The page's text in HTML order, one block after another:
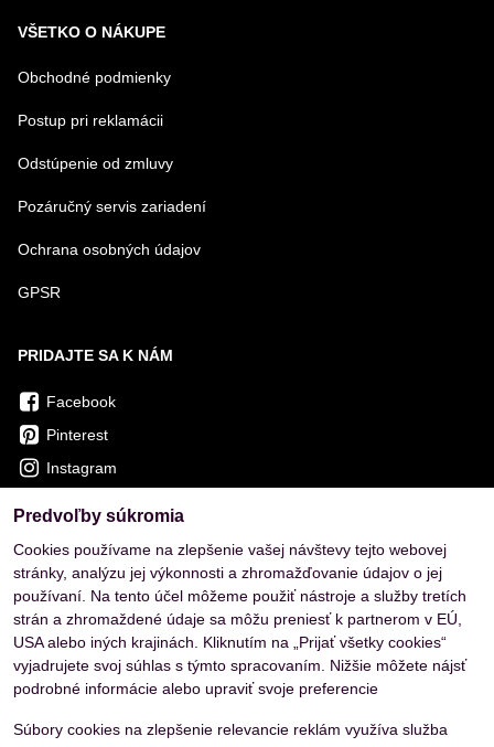
VŠETKO O NÁKUPE
Obchodné podmienky
Postup pri reklamácii
Odstúpenie od zmluvy
Pozáručný servis zariadení
Ochrana osobných údajov
GPSR
PRIDAJTE SA K NÁM
Facebook
Pinterest
Instagram
Predvoľby súkromia
Cookies používame na zlepšenie vašej návštevy tejto webovej
stránky, analýzu jej výkonnosti a zhromažďovanie údajov o jej
používaní. Na tento účel môžeme použiť nástroje a služby tretích
strán a zhromaždené údaje sa môžu preniesť k partnerom v EÚ,
USA alebo iných krajinách. Kliknutím na „Prijať všetky cookies“
vyjadrujete svoj súhlas s týmto spracovaním. Nižšie môžete nájsť
podrobné informácie alebo upraviť svoje preferencie
Súbory cookies na zlepšenie relevancie reklám využíva služba